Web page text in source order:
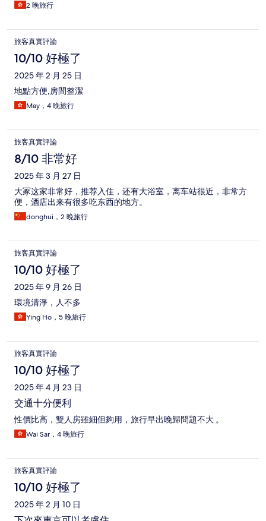
2 晚旅行
旅客真實評論
10/10 好極了
2025 年 2 月 25 日
地點方便,房間整潔
May，4 晚旅行
旅客真實評論
8/10 非常好
2025 年 3 月 27 日
大冢这家非常好，推荐入住，还有大浴室，离车站很近，非常方
便，酒店出来有很多吃东西的地方。
donghui，2 晚旅行
旅客真實評論
10/10 好極了
2025 年 9 月 26 日
環境清淨，人不多
Ying Ho，5 晚旅行
旅客真實評論
10/10 好極了
2025 年 4 月 23 日
交通十分便利
性價比高，雙人房雖細但夠用，旅行早出晚歸問題不大 。
Wai Sar，4 晚旅行
旅客真實評論
10/10 好極了
2025 年 2 月 10 日